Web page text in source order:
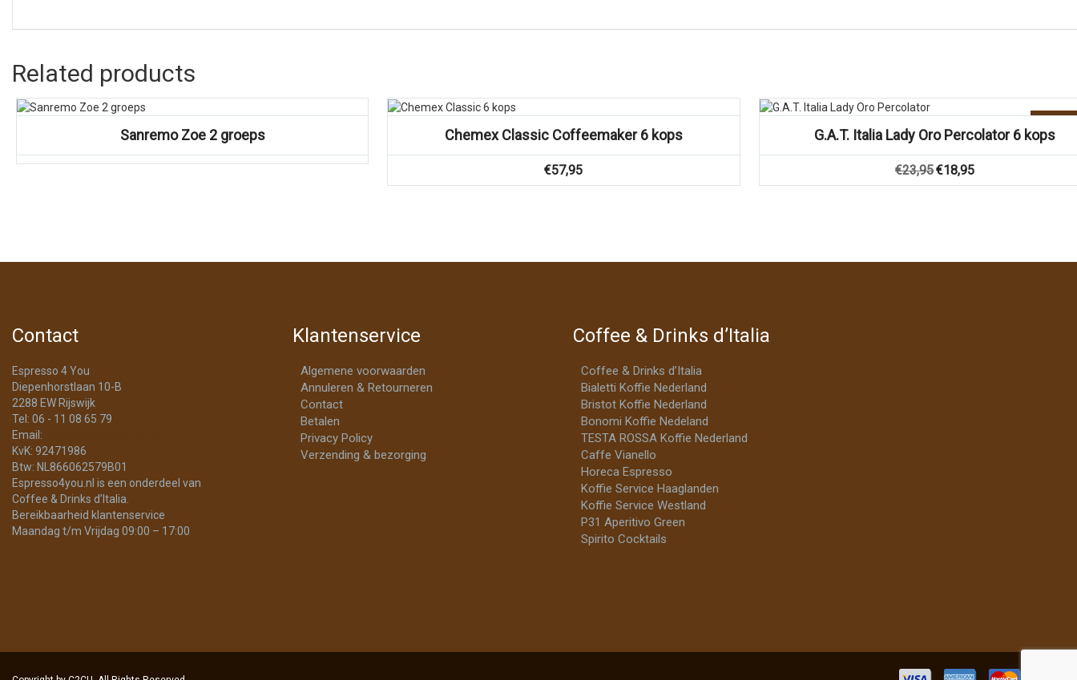
Related products
Sanremo Zoe 2 groeps
Vergelijk
Chemex Classic Coffeemaker 6 kops
€57,95
Vergelijk
G.A.T. Italia Lady Oro Percolator 6 kops
€23,95Oorspronkelijke
€18,95Huidige
Contact
Espresso 4 You
Diepenhorstlaan 10-B
2288 EW Rijswijk
Tel: 06 - 11 08 65 79
Email:
KvK: 92471986
Btw: NL866062579B01
Espresso4you.nl is een onderdeel van
Coffee & Drinks d’Italia.
Bereikbaarheid klantenservice
Maandag t/m Vrijdag 09:00 – 17:00
Klantenservice
Algemene voorwaarden
Annuleren & Retourneren
Contact
Betalen
Privacy Policy
Verzending & bezorging
Coffee & Drinks d’Italia
Coffee & Drinks d’Italia
Bialetti Koffie Nederland
Bristot Koffie Nederland
Bonomi Koffie Nedeland
TESTA ROSSA Koffie Nederland
Caffe Vianello
Horeca Espresso
Koffie Service Haaglanden
Koffie Service Westland
P31 Aperitivo Green
Spirito Cocktails